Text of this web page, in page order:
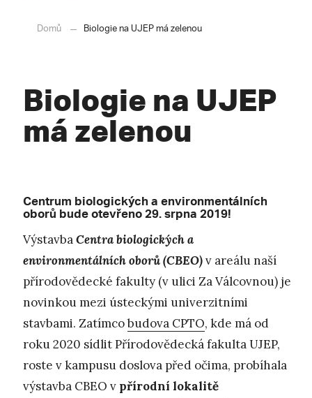
Domů Biologie na UJEP má zelenou
Biologie na UJEP
má zelenou
Centrum biologických a environmentálních
oborů bude otevřeno 29. srpna 2019!
VýstavbaCentra biologických a
environmentálních oborů (CBEO)v areálu naší
přírodovědecké fakulty (v ulici Za Válcovnou) je
novinkou mezi ústeckými univerzitními
stavbami. Zatímcobudova CPTO, kde má od
roku 2020 sídlit Přírodovědecká fakulta UJEP,
roste v kampusu doslova před očima, probíhala
výstavba CBEO v přírodní lokalitě